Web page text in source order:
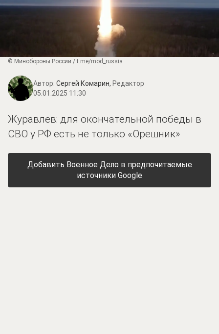
© Минобороны России / t.me/mod_russia
Автор: Сергей Комарин, Редактор
05.01.2025 11:30
Журавлев: для окончательной победы в
СВО у РФ есть не только «Орешник»
Добавить Военное Дело в предпочитаемые
источники Google